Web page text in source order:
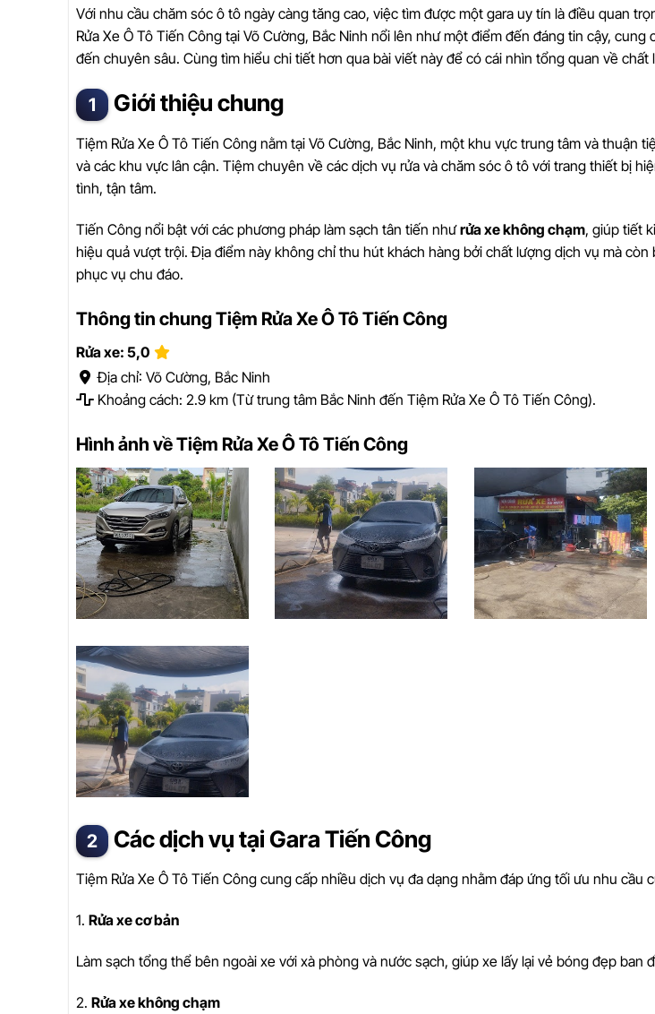
Với nhu cầu chăm sóc ô tô ngày càng tăng cao, việc tìm được một gara uy tín là điều quan
Rửa Xe Ô Tô Tiến Công tại Võ Cường, Bắc Ninh nổi lên như một điểm đến đáng tin cậy, cung
đến chuyên sâu. Cùng tìm hiểu chi tiết hơn qua bài viết này để có cái nhìn tổng quan về chất
Giới thiệu chung
Tiệm Rửa Xe Ô Tô Tiến Công nằm tại Võ Cường, Bắc Ninh, một khu vực trung tâm và thuận
và các khu vực lân cận. Tiệm chuyên về các dịch vụ rửa và chăm sóc ô tô với trang thiết bị
tình, tận tâm.
Tiến Công nổi bật với các phương pháp làm sạch tân tiến nhưrửa xe không chạm, giúp tiết
hiệu quả vượt trội. Địa điểm này không chỉ thu hút khách hàng bởi chất lượng dịch vụ mà còn
phục vụ chu đáo.
Thông tin chung Tiệm Rửa Xe Ô Tô Tiến Công
Rửa xe: 5,0
Địa chỉ: Võ Cường, Bắc Ninh
Khoảng cách: 2.9 km (Từ trung tâm Bắc Ninh đến Tiệm Rửa Xe Ô Tô Tiến Công).
Hình ảnh về Tiệm Rửa Xe Ô Tô Tiến Công
Các dịch vụ tại Gara Tiến Công
Tiệm Rửa Xe Ô Tô Tiến Công cung cấp nhiều dịch vụ đa dạng nhằm đáp ứng tối ưu nhu cầu
1. Rửa xe cơ bản
Làm sạch tổng thể bên ngoài xe với xà phòng và nước sạch, giúp xe lấy lại vẻ bóng đẹp ban
2. Rửa xe không chạm